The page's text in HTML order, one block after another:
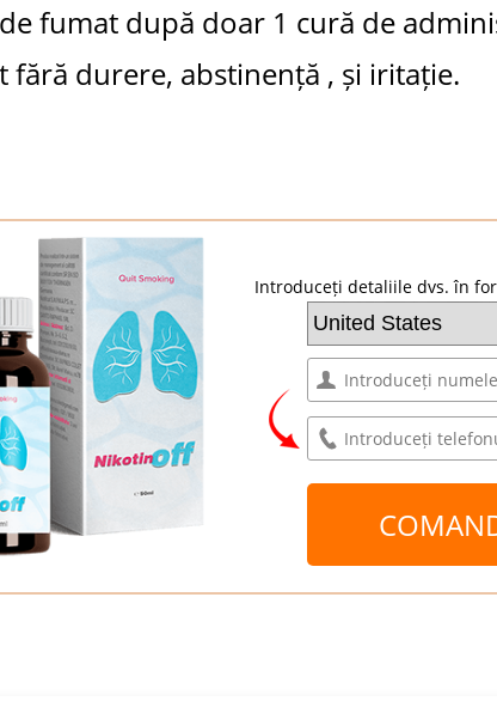
fumat după doar 1 cură de
fără durere, abstinență , și iritație.
Introduceți detaliile dvs. în